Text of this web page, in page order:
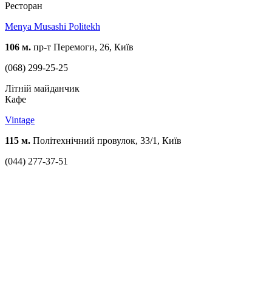
Ресторан
Menya Musashi Politekh
106 м. пр-т Перемоги, 26, Київ
(068) 299-25-25
Літній майданчик
Кафе
Vintage
115 м. Політехнічний провулок, 33/1, Київ
(044) 277-37-51